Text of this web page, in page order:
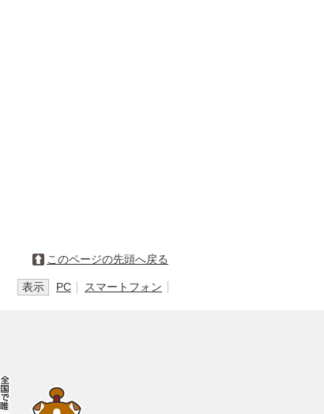
このページの先頭へ戻る
表示 PC スマートフォン